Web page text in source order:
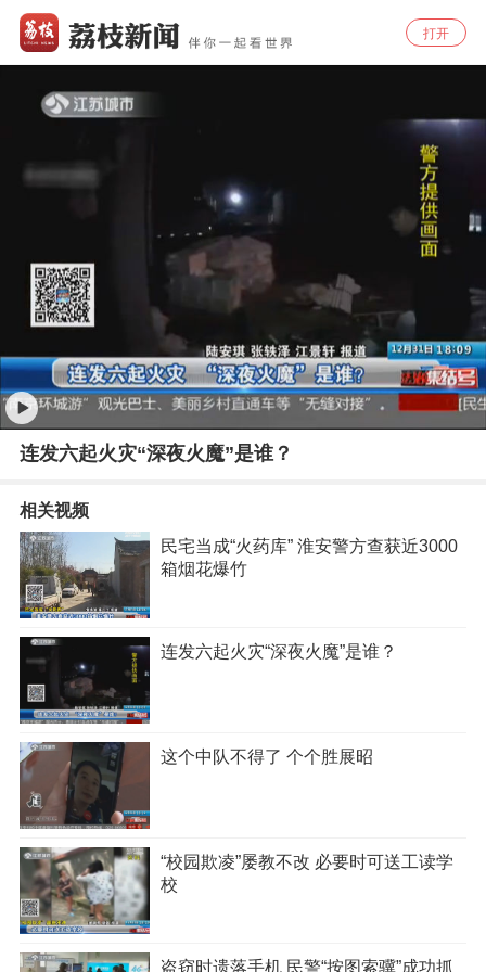
打开
连发六起火灾“深夜火魔”是谁？
相关视频
民宅当成“火药库” 淮安警方查获近3000
箱烟花爆竹
连发六起火灾“深夜火魔”是谁？
这个中队不得了 个个胜展昭
“校园欺凌”屡教不改 必要时可送工读学
校
盗窃时遗落手机 民警“按图索骥”成功抓